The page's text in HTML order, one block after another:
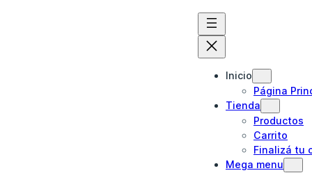
Inicio
Página
Tienda
Productos
Carrito
Finalizá tu
Mega menu